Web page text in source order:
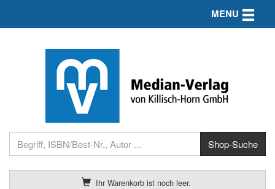
Ihr Warenkorb ist noch leer.
MENU Toggle